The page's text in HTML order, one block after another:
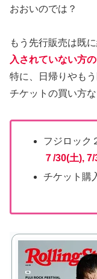
おおいのでは？
もう先行販売は既
入されていない方
特に、日帰りやも
チケットの買い方
フジロック
７/30(土),
チケット購